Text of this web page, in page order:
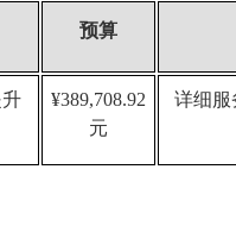
预算
¥389,708.92
元
详细服